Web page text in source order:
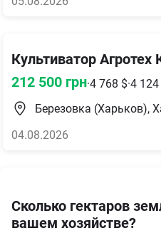
Культиватор
212 500 грн·4 768 $·4 124
Березовка (Харьков),
04.08.2026
Сколько гектаров
вашем хозяйстве?